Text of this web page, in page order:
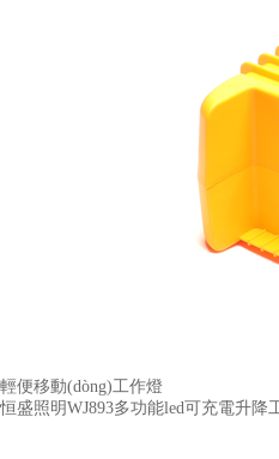
輕便移動(dòng)工作燈
恒盛照明WJ893多功能led可充電升降